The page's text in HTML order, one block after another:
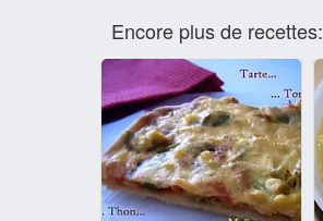
Encore plus de recettes: